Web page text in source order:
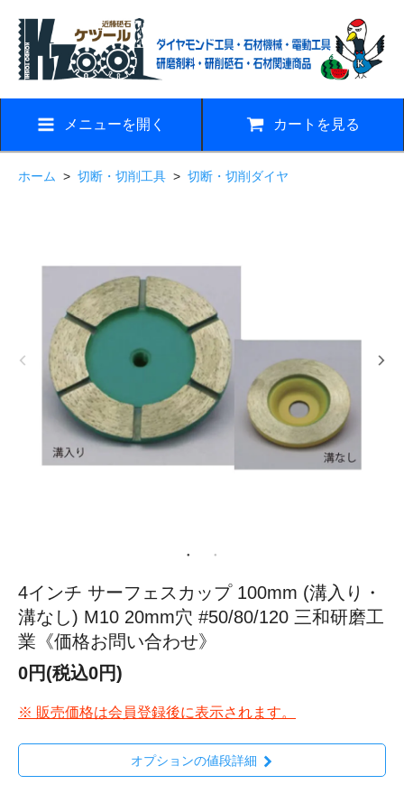
メニューを開く カートを見る
ホーム > 切断・切削工具 > 切断・切削ダイヤ
4インチ サーフェスカップ 100mm (溝入り・
溝なし) M10 20mm穴 #50/80/120 三和研磨工
業《価格お問い合わせ》
0円(税込0円)
※ 販売価格は会員登録後に表示されます。
オプションの値段詳細